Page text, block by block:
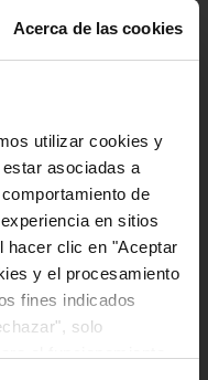
Acerca de las cookies
utilizar cookies y
asociadas a
de
en sitios
hacer clic en "Aceptar
y el procesamiento
fines indicados
solo
prevention –
#Guias